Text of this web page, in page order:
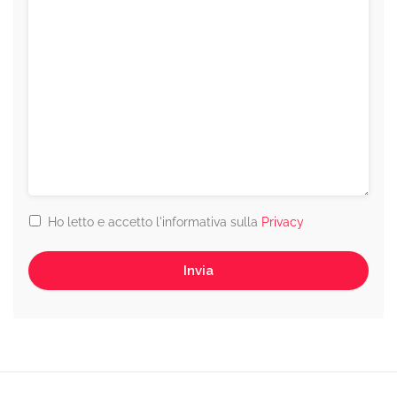
Ho letto e accetto l'informativa sulla Privacy